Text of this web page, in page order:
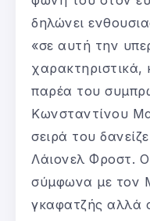
δηλώνει
«σε αυτή την
χαρακτηριστικά,
παρέα του
Κωνσταντίνου
σειρά του
Λάιονελ Φροστ. Ο
σύμφωνα με τον
γκαφατζής αλλά